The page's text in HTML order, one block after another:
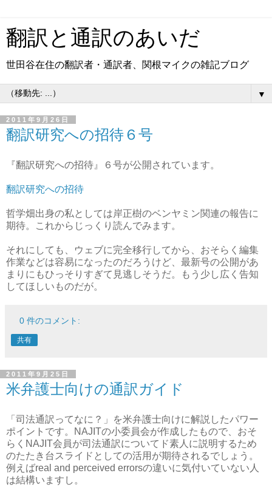
翻訳と通訳のあいだ
世田谷在住の翻訳者・通訳者、関根マイクの雑記ブログ
▼
2011年9月26日
翻訳研究への招待６号
『翻訳研究への招待』６号が公開されています。
翻訳研究への招待
哲学畑出身の私としては岸正樹のベンヤミン関連の報告に
期待。これからじっくり読んでみます。
それにしても、ウェブに完全移行してから、おそらく編集
作業などは容易になったのだろうけど、最新号の公開があ
まりにもひっそりすぎて見逃しそうだ。もう少し広く告知
してほしいものだが。
0 件のコメント:
共有
2011年9月25日
米弁護士向けの通訳ガイド
「司法通訳ってなに？」を米弁護士向けに解説したパワー
ポイントです。NAJITの小委員会が作成したもので、おそ
らくNAJIT会員が司法通訳についてド素人に説明するため
のたたき台スライドとしての活用が期待されるでしょう。
例えばreal and perceived errorsの違いに気付いていない人
は結構いますし。